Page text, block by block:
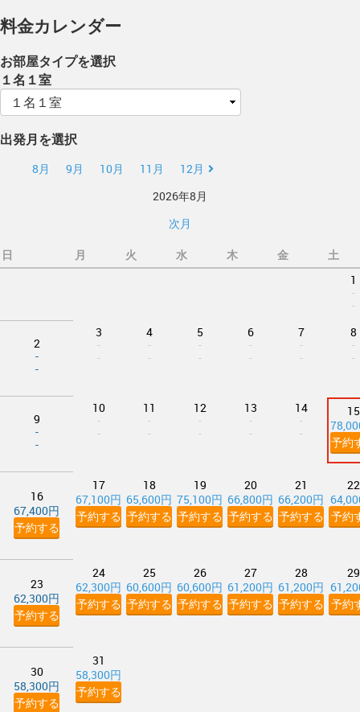
料金カレンダー
お部屋タイプを選択
１名１室
出発月を選択
8月 9月 10月 11月
12月
2026年8月
次月
日 月 火 水 木 金
土
1
-
-
2
-
-
3
-
-
4
-
-
5
-
-
6
-
-
7
-
-
8
-
-
9
-
-
10
-
-
11
-
-
12
-
-
13
-
-
14
-
-
15
予約
16
67,400円
予約する
17
67,100円
予約する
18
65,600円
予約する
19
75,100円
予約する
20
66,800円
予約する
21
66,200円
予約する
22
予約
23
62,300円
予約する
24
62,300円
予約する
25
60,600円
予約する
26
60,600円
予約する
27
61,200円
予約する
28
61,200円
予約する
29
予約
30
58,300円
予約する
31
58,300円
予約する